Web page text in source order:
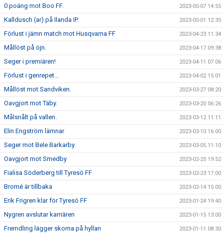
0 poäng mot Boo FF. 2023-05-07 14:55
Kalldusch (ar) på Ilanda IP. 2023-05-01 12:35
Förlust i jämn match mot Husqvarna FF 2023-04-23 11:34
Mållöst på öjn. 2023-04-17 09:38
Seger i premiären! 2023-04-11 07:06
Förlust i genrepet... 2023-04-02 15:01
Mållöst mot Sandviken. 2023-03-27 08:20
Oavgjort mot Täby. 2023-03-20 06:26
Målsnålt på vallen. 2023-03-12 11:11
Elin Engström lämnar 2023-03-10 16:00
Seger mot Bele Barkarby. 2023-03-05 11:10
Oavgjort mot Smedby 2023-02-25 19:52
Fialisa Söderberg till Tyresö FF 2023-02-23 17:00
Bromé är tillbaka 2023-02-14 15:00
Erik Frigren klar för Tyresö FF 2023-01-24 19:40
Nygren avslutar karriären 2023-01-15 13:00
Fremdling lägger skorna på hyllan 2023-01-11 08:30